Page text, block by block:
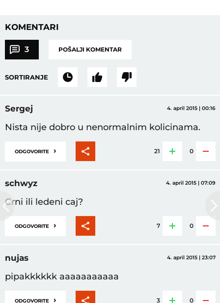
KOMENTARI
3 POŠALJI KOMENTAR
SORTIRANJE
Sergej 4. april 2015 | 00:16
Nista nije dobro u nenormalnim kolicinama.
ODGOVORITE › 21 0
schwyz 4. april 2015 | 07:09
Crni ili ledeni caj?
ODGOVORITE › 7 0
nujas 4. april 2015 | 23:07
pipakkkkkk aaaaaaaaaaa
ODGOVORITE › 3 0